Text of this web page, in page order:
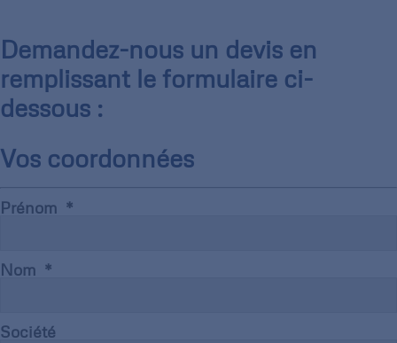
Demandez-nous un devis en
remplissant le formulaire ci-
dessous :
Vos coordonnées
Prénom
Nom
Société